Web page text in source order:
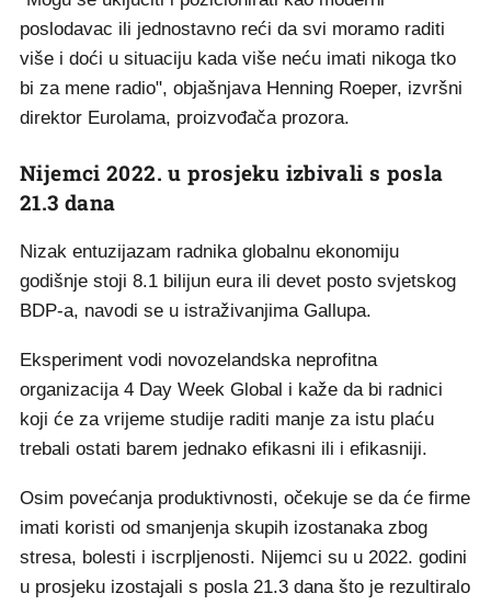
poslodavac ili jednostavno reći da svi moramo raditi
više i doći u situaciju kada više neću imati nikoga tko
bi za mene radio", objašnjava Henning Roeper, izvršni
direktor Eurolama, proizvođača prozora.
Nijemci 2022. u prosjeku izbivali s posla
21.3 dana
Nizak entuzijazam radnika globalnu ekonomiju
godišnje stoji 8.1 bilijun eura ili devet posto svjetskog
BDP-a, navodi se u istraživanjima Gallupa.
Eksperiment vodi novozelandska neprofitna
organizacija 4 Day Week Global i kaže da bi radnici
koji će za vrijeme studije raditi manje za istu plaću
trebali ostati barem jednako efikasni ili i efikasniji.
Osim povećanja produktivnosti, očekuje se da će firme
imati koristi od smanjenja skupih izostanaka zbog
stresa, bolesti i iscrpljenosti. Nijemci su u 2022. godini
u prosjeku izostajali s posla 21.3 dana što je rezultiralo